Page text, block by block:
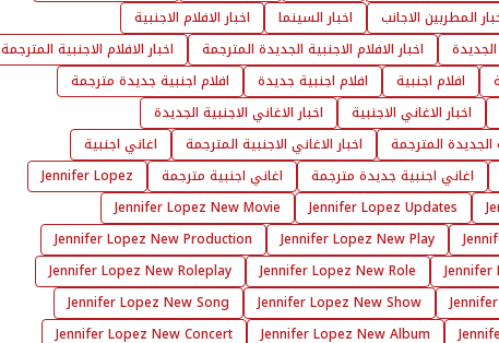
المطربين الاجانب اخبار السينما
اخبار الافلام الاجنبية
الجديدة
اخبار الافلام الاجنبية الجديدة المترجمة
اخبار الافلام الاجنبية المترجمة
افلام اجنبية افلام اجنبية جديدة
افلام اجنبية جديدة مترجمة
اخبار الاغاني الاجنبية
اخبار الاغاني الاجنبية الجديدة
الجديدة المترجمة
اخبار الاغاني الاجنبية المترجمة
اغاني اجنبية
اغاني اجنبية جديدة مترجمة اغاني اجنبية مترجمة
Jennifer Lopez
Jennifer Lopez Updates
Jennifer Lopez New Movie
Jennifer Lopez New Play
Jennifer Lopez New Production
Jennifer Lopez New Role
Jennifer Lopez New Roleplay
Jennifer Lopez New Show
Jennifer Lopez New Song
Jennifer Lopez New Album
Jennifer Lopez New Concert